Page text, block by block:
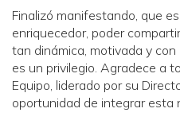
Finalizó manifestando, que
enriquecedor, poder
tan dinámica, motivada y
es un privilegio. Agradece a
Equipo, liderado por su
oportunidad de integrar esta